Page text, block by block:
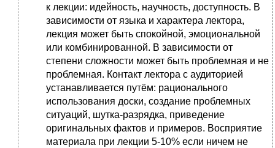
к лекции: идейность, научность, доступность. В
зависимости от языка и характера лектора,
лекция может быть спокойной, эмоциональной
или комбинированной. В зависимости от
степени сложности может быть проблемная и не
проблемная. Контакт лектора с аудиторией
устанавливается путём: рационального
использования доски, создание проблемных
ситуаций, шутка-разрядка, приведение
оригинальных фактов и примеров. Восприятие
материала при лекции 5-10% если ничем не